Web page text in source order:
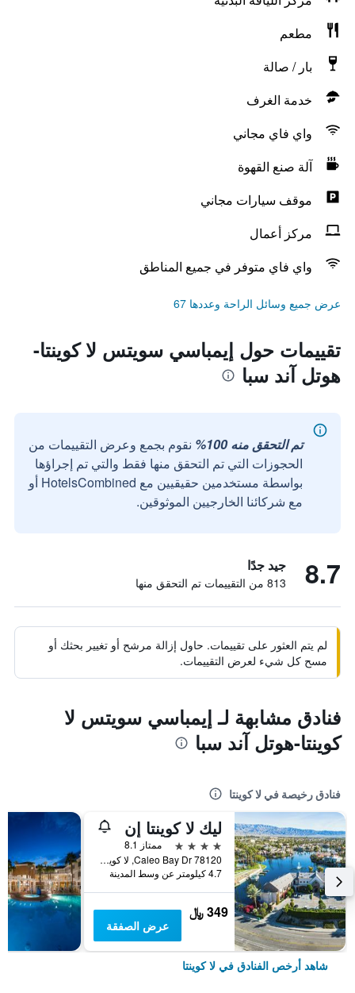
مطعم
بار / صالة
خدمة الغرف
واي فاي مجاني
آلة صنع القهوة
موقف سيارات مجاني
مركز أعمال
واي فاي متوفر في جميع المناطق
عرض جميع وسائل الراحة وعددها 67
تقييمات حول إيمباسي سويتس لا كوينتا-
هوتل آند سبا
تم التحقق منه 100%
نقوم بجمع وعرض التقييمات من
الحجوزات التي تم التحقق منها فقط والتي تم إجراؤها
بواسطة مستخدمين حقيقيين مع HotelsCombined أو
مع شركائنا الخارجيين الموثوقين.
8.7 جيد جدًا
813 من التقييمات تم التحقق منها
لم يتم العثور على تقييمات. حاول إزالة مرشح أو تغيير بحثك أو
مسح كل شيء لعرض التقييمات.
فنادق مشابهة لـ إيمباسي سويتس لا
كوينتا-هوتل آند سبا
فنادق رخيصة في لا كوينتا
ليك لا كوينتا إن
4 نجوم
ممتاز 8.1
78120 Caleo Bay Dr, لا كوينتا, CA, الولايات المتحدة الأميريكية
4.7 كيلومتر عن وسط المدينة
349 ﷼
عرض الصفقة
شاهد أرخص الفنادق في لا كوينتا